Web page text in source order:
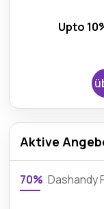
Upto
Aktive
70% Dashandy